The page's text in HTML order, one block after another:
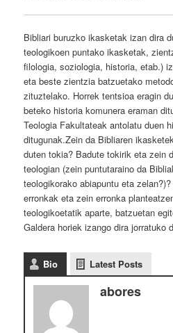
Bibliari buruzko ikasketak izan dira
teologikoen puntako ikasketak,
filologia, soziologia, historia, etab.)
eta beste zientzia batzuetako
zituztelako. Horrek tentsioa eragin
beteko historia komunera eraman
Teologia Fakultateak antolatu duen
ditugunak.Zein da Bibliaren
duten tokia? Badute tokirik eta zein
teologian (zein puntutaraino da
teologikorako abiapuntu eta
erronkak eta zein erronka
teologikoetatik aparte, batzuetan
Galdera horiek izango dira jorratuko
Bio Latest Posts
abores